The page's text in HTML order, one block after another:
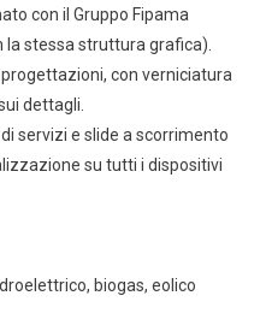
con il Gruppo Fipama
la stessa struttura grafica).
con verniciatura
dettagli
servizi e slide a scorrimento
su tutti i dispositivi
biogas, eolico